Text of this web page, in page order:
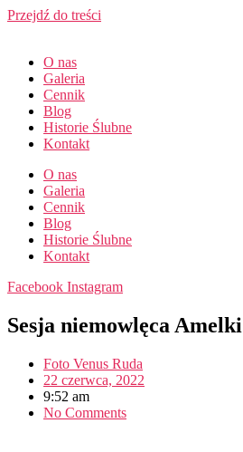
Przejdź do treści
O nas
Galeria
Cennik
Blog
Historie Ślubne
Kontakt
O nas
Galeria
Cennik
Blog
Historie Ślubne
Kontakt
Facebook Instagram
Sesja niemowlęca Amelki
Foto Venus Ruda
22 czerwca, 2022
9:52 am
No Comments